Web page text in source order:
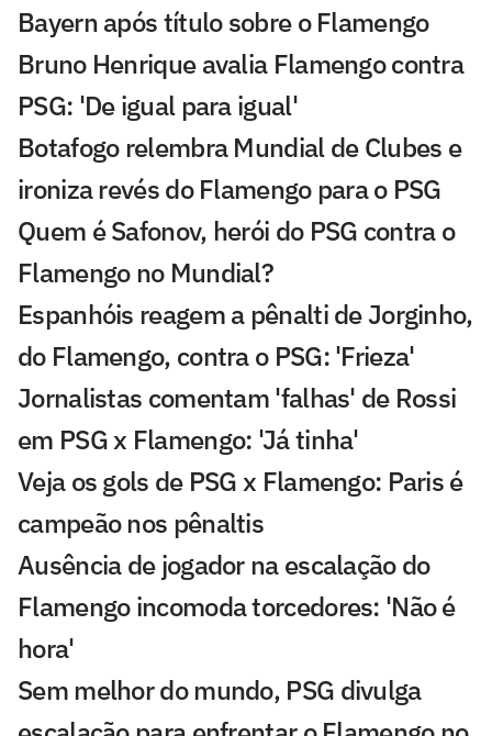
Bayern após título sobre o Flamengo
Bruno Henrique avalia Flamengo contra
PSG: 'De igual para igual'
Botafogo relembra Mundial de Clubes e
ironiza revés do Flamengo para o PSG
Quem é Safonov, herói do PSG contra o
Flamengo no Mundial?
Espanhóis reagem a pênalti de Jorginho,
do Flamengo, contra o PSG: 'Frieza'
Jornalistas comentam 'falhas' de Rossi
em PSG x Flamengo: 'Já tinha'
Veja os gols de PSG x Flamengo: Paris é
campeão nos pênaltis
Ausência de jogador na escalação do
Flamengo incomoda torcedores: 'Não é
hora'
Sem melhor do mundo, PSG divulga